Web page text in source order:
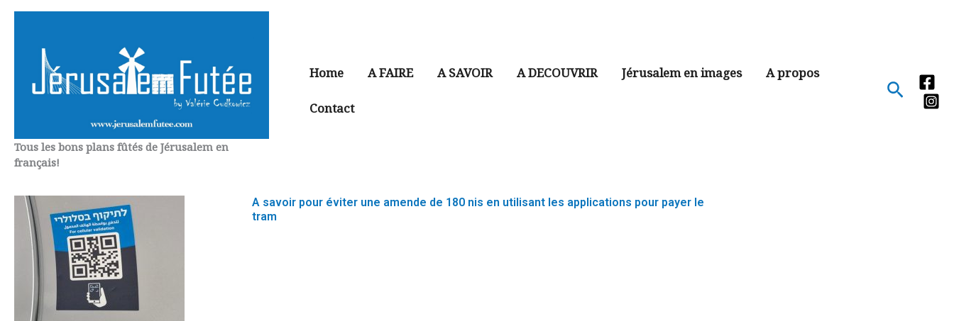
Aller
contenu
Tous les bons plans fûtés de Jérusalem en
français!
Home A FAIRE A SAVOIR A DECOUVRIR Jérusalem en images A propos
Contact
A savoir pour éviter une amende de 180 nis en utilisant les applications pour payer le
tram